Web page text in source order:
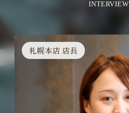
INTERVIEW
札幌本店 店長